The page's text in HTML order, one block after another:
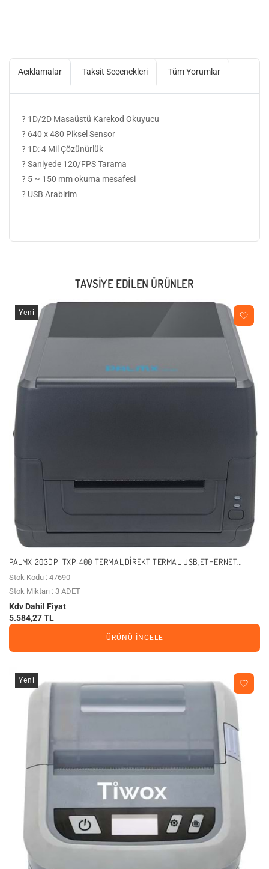
Açıklamalar Taksit Seçenekleri Tüm Yorumlar
? 1D/2D Masaüstü Karekod Okuyucu
? 640 x 480 Piksel Sensor
? 1D: 4 Mil Çözünürlük
? Saniyede 120/FPS Tarama
? 5 ~ 150 mm okuma mesafesi
? USB Arabirim
TAVSIYE EDILEN ÜRÜNLER
Yeni
PALMX 203DPI TXP-400 TERMAL,DIREKT TERMAL USB,ETHERNET
BARKOD YAZICI
Stok Kodu : 47690
Stok Miktarı : 3 ADET
Kdv Dahil Fiyat
5.584,27 TL
ÜRÜNÜ İNCELE
Yeni